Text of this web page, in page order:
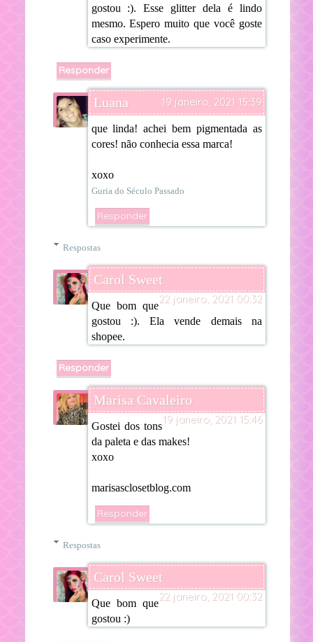
gostou :). Esse glitter dela é lindo
mesmo. Espero muito que você goste
caso experimente.
Responder
Luana 19 janeiro, 2021 15:39
que linda! achei bem pigmentada as
cores! não conhecia essa marca!
xoxo
Guria do Século Passado
Responder
Respostas
Carol Sweet
22 janeiro, 2021 00:32
Que bom que
gostou :). Ela vende demais na
shopee.
Responder
Marisa Cavaleiro
19 janeiro, 2021 15:46
Gostei dos tons
da paleta e das makes!
xoxo
marisasclosetblog.com
Responder
Respostas
Carol Sweet
22 janeiro, 2021 00:32
Que bom que
gostou :)